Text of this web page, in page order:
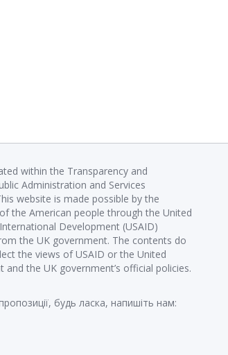
within the Transparency and
Administration and Services
website is made possible by the
the American people through the United
Development (USAID)
the UK government. The contents do
the views of USAID or the United
and the UK government’s official policies.
будь ласка, напишіть нам: